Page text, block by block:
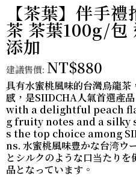
【茶葉】伴手
茶 茶葉100g/包
添加
建議售價: NT$880
具有水蜜桃風味的台灣烏龍
感，是SIIDCHA人氣首選
with a delightful peach
g fruity notes and a silky
s the top choice among
ns. 水蜜桃風味豊かな台湾ウ
とシルクのような口当たり
品となっています。